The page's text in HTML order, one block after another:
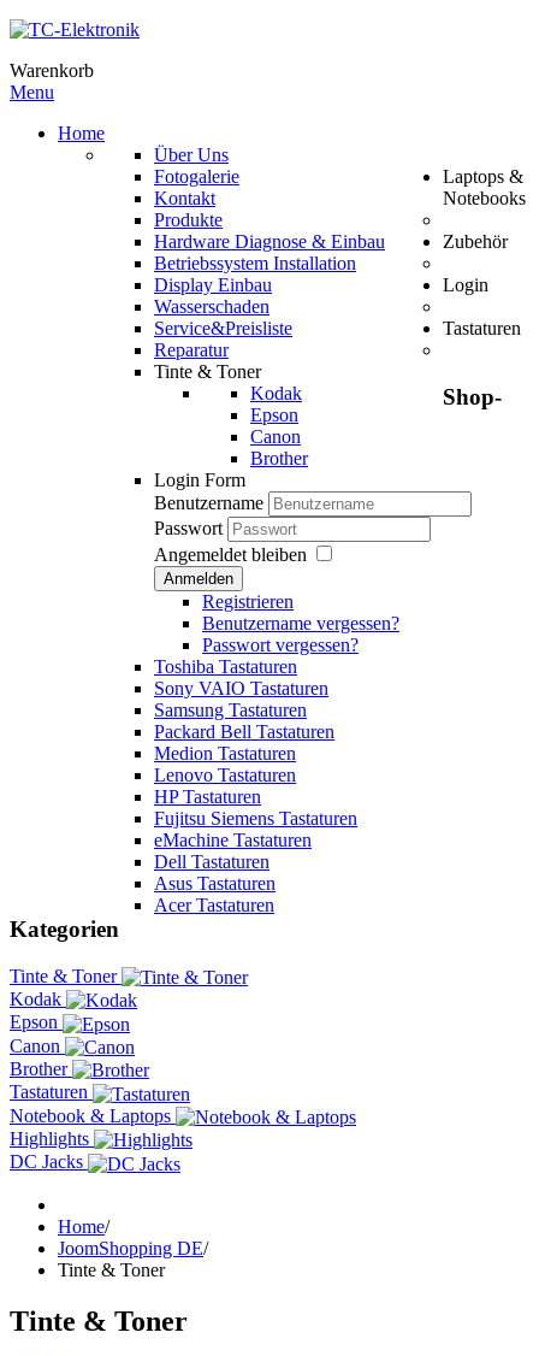
Warenkorb
Menu
Home
Über Uns
Fotogalerie
Kontakt
Produkte
Hardware Diagnose & Einbau
Betriebssystem Installation
Display Einbau
Wasserschaden
Service&Preisliste
Laptops &
Notebooks
Reparatur
Zubehör
Tinte & Toner
Kodak
Epson
Canon
Brother
Login
Login Form
Benutzername
Passwort
Angemeldet bleiben
Anmelden
Registrieren
Benutzername vergessen?
Passwort vergessen?
Tastaturen
Toshiba Tastaturen
Sony VAIO Tastaturen
Samsung Tastaturen
Packard Bell Tastaturen
Medion Tastaturen
Lenovo Tastaturen
HP Tastaturen
Fujitsu Siemens Tastaturen
eMachine Tastaturen
Dell Tastaturen
Asus Tastaturen
Acer Tastaturen
Shop-
Kategorien
Tinte & Toner
Kodak
Epson
Canon
Brother
Tastaturen
Notebook & Laptops
Highlights
DC Jacks
Home/
JoomShopping DE/
Tinte & Toner
Tinte & Toner